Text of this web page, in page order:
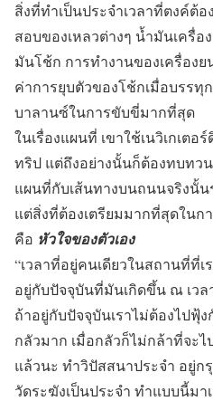
สิ่งที่ทำเป็นประจำเวลาที่ตงค์ต้
สอบของเหลวต่างๆ น้ำมันเครื่
มันโช้ก การทำงานของเครื่อง
ค่าการยุบตัวของโช้กเมื่อบรรทุ
บาลานซ์ในการขับขี่มากที่สุด
ในเรื่องแผนที่ เขาใช้เนวิเกเต
ทริป แต่ถึงอย่างนั้นก็ต้องทบทว
แผนที่กับเส้นทางบนถนนจริงนั้น
แต่สิ่งที่ต้องเตรียมมากที่สุดในก
คือ หัวใจของตัวเอง
“เวลาที่อยู่คนเดียวในสถานที่ที่เ
อยู่กับปัจจุบันที่มันเกิดขึ้น ณ เว
ถ้าอยู่กับปัจจุบันเราไม่ต้องไป
กลัวมาก เมื่อกลัวก็ไม่กล้าที่จะ
แล้วนะ ทำวิปัสสนาประจำ อยู่
วัดระฆังเป็นประจำ ทำแบบนี้มา